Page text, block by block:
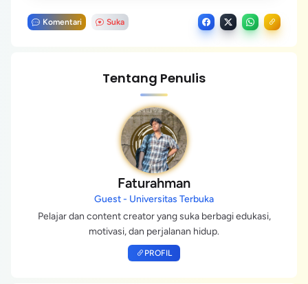
Komentari Suka
Tentang Penulis
Faturahman
Guest - Universitas Terbuka
Pelajar dan content creator yang suka berbagi edukasi,
motivasi, dan perjalanan hidup.
PROFIL